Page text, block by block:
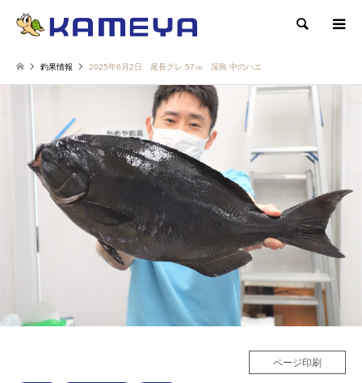
検索
釣果情報 2025年6月2日 尾長グレ 57㎝ 深島 中のハエ
ページ印刷